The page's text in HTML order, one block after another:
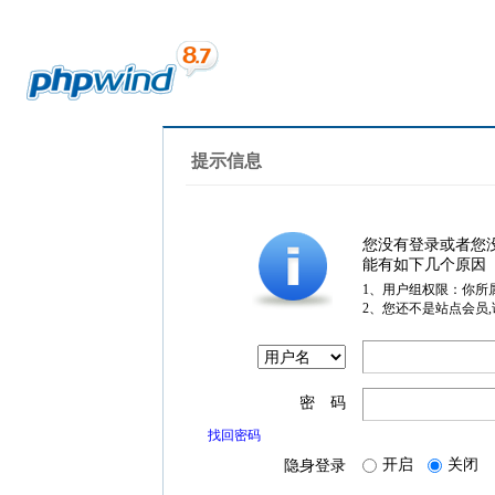
提示信息
您没有登录或者您
能有如下几个原因
1、用户组权限：你所
2、您还不是站点会员
密 码
找回密码
隐身登录 开启 关闭